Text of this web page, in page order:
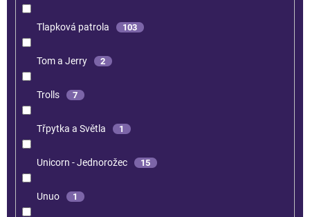
Tlapková patrola 103
Tom a Jerry 2
Trolls 7
Třpytka a Světla 1
Unicorn - Jednorožec 15
Unuo 1